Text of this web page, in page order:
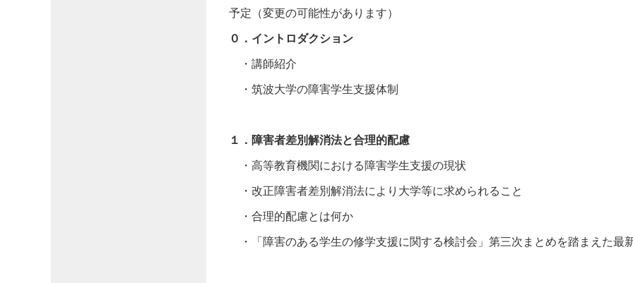
予定（変更の可能性があります）
０．イントロダクション
・講師紹介
・筑波大学の障害学生支援体制
１．障害者差別解消法と合理的配慮
・高等教育機関における障害学生支援の現状
・改正障害者差別解消法により大学等に求められること
・合理的配慮とは何か
・「障害のある学生の修学支援に関する検討会」第三次まとめを踏まえた最